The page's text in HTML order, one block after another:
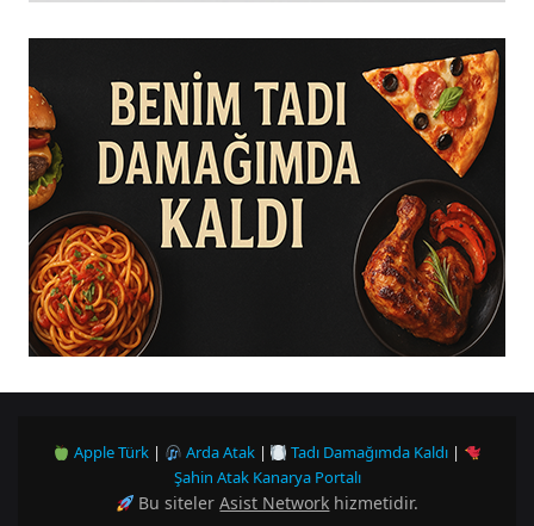
Apple Türk| Arda Atak| Tadı Damağımda Kaldı |
Şahin Atak Kanarya Portalı
Bu sitelerAsist Network hizmetidir.